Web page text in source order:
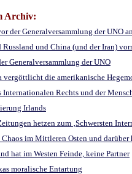
Archiv:
der Generalversammlung der UNO
Russland und China (und der Iran)
Generalversammlung der UNO
vergöttlicht die amerikanische
Internationalen Rechts und der
Irlands
hetzen zum ‚Schwersten
Chaos im Mittleren Osten und
hat im Westen Feinde, keine Partner
moralische Entartung